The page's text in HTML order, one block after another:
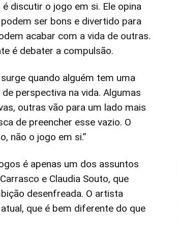
discutir o jogo em si. Ele opina
ser bons e divertido para
acabar com a vida de outras.
é debater a compulsão.
quando alguém tem uma
perspectiva na vida. Algumas
outras vão para um lado mais
de preencher esse vazio. O
não o jogo em si.”
é apenas um dos assuntos
e Claudia Souto, que
desenfreada. O artista
que é bem diferente do que